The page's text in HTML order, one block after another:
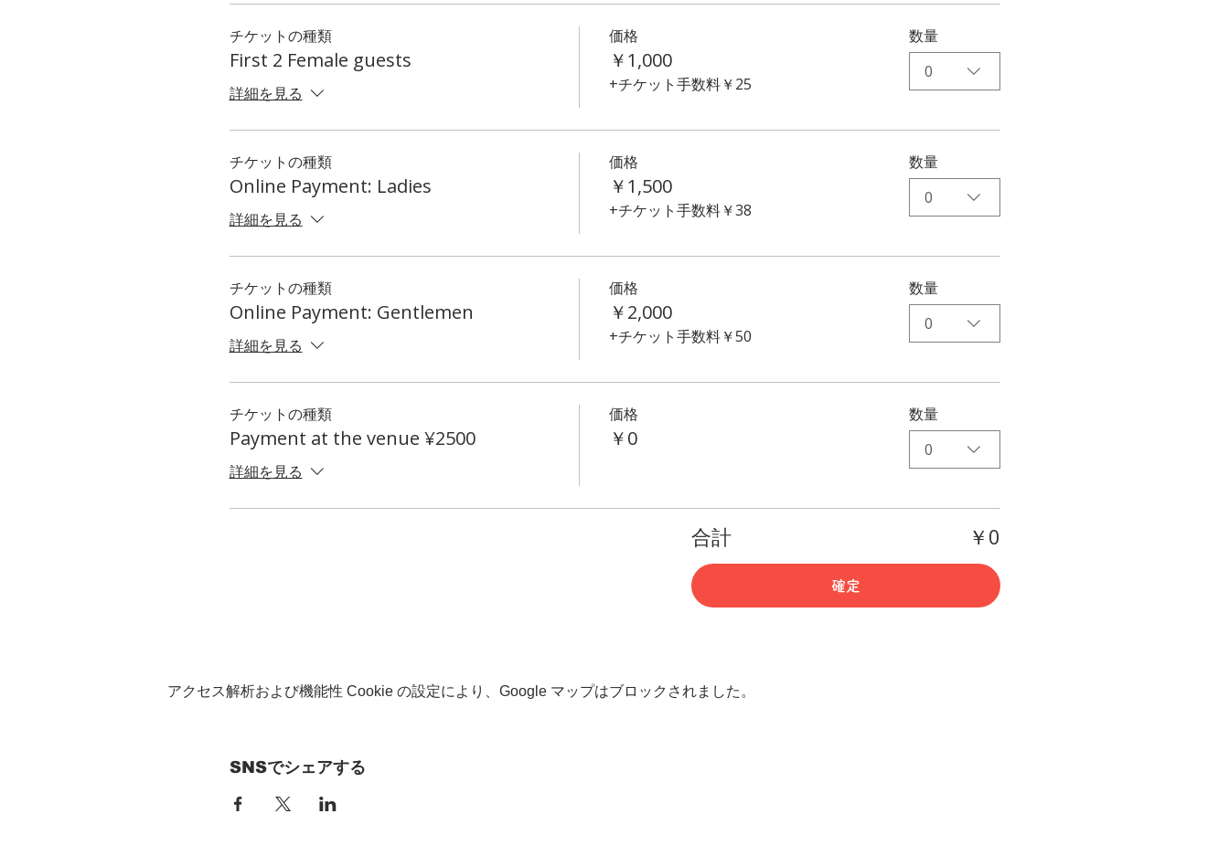
チケットの種類
First 2 Female guests
詳細を見る
価格
￥1,000
+チケット手数料￥25
数量
0
チケットの種類
Online Payment: Ladies
詳細を見る
価格
￥1,500
+チケット手数料￥38
数量
0
チケットの種類
Online Payment: Gentlemen
詳細を見る
価格
￥2,000
+チケット手数料￥50
数量
0
チケットの種類
Payment at the venue ¥2500
詳細を見る
価格
￥0
数量
0
合計 ￥0
確定
アクセス解析および機能性 Cookie の設定により、Google マップはブロックされました。
SNSでシェアする